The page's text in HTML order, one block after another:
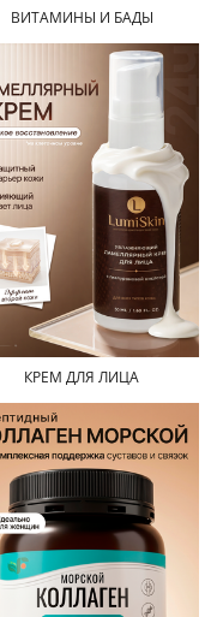
ВИТАМИНЫ И БАДЫ
КРЕМ ДЛЯ ЛИЦА